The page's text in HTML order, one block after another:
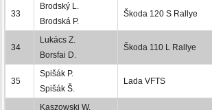
33
Brodský L.
Brodská P.
Škoda 120 S Rallye
34
Lukács Z.
Borsfai D.
Škoda 110 L Rallye
35
Spišák P.
Spišák Š.
Lada VFTS
Kaszowski W.